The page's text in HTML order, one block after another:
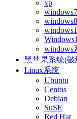
xp
windows7
windows8
windows
黑苹果系统(破
Linux系统
Ubuntu
Centos
Debian
SuSE
Red Hat